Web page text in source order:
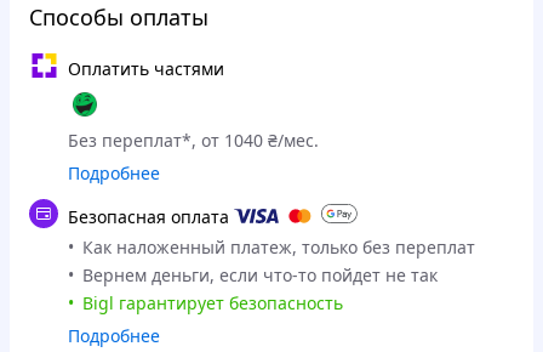
Способы оплаты
Оплатить частями
Без переплат*, от 1040 ₴/мес.
Подробнее
Безопасная оплата
Как наложенный платеж, только без переплат
Вернем деньги, если что-то пойдет не так
Bigl гарантирует безопасность
Подробнее